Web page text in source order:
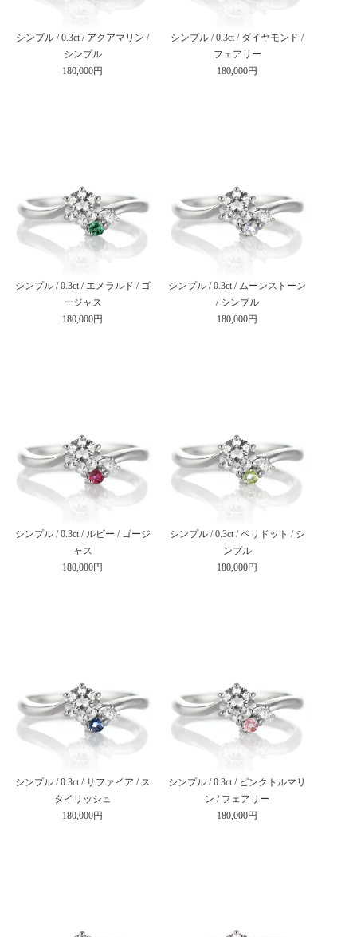
シンプル / 0.3ct / アクアマリン /
シンプル
180,000円
シンプル / 0.3ct / ダイヤモンド /
フェアリー
180,000円
シンプル / 0.3ct / エメラルド / ゴ
ージャス
180,000円
シンプル / 0.3ct / ムーンストーン
/ シンプル
180,000円
シンプル / 0.3ct / ルビー / ゴージ
ャス
180,000円
シンプル / 0.3ct / ペリドット / シ
ンプル
180,000円
シンプル / 0.3ct / サファイア / ス
タイリッシュ
180,000円
シンプル / 0.3ct / ピンクトルマリ
ン / フェアリー
180,000円